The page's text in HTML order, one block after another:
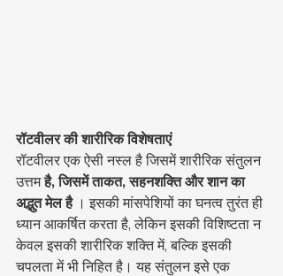
रॉटवीलर की शारीरिक विशेषताएं
रॉटवीलर एक ऐसी नस्ल है जिसमें शारीरिक संतुलन
उत्तम है, जिसमें ताकत, सहनशक्ति और शान का
अद्भुत मेल है । इसकी मांसपेशियों का घनत्व तुरंत ही
ध्यान आकर्षित करता है, लेकिन इसकी विशिष्टता न
केवल इसकी शारीरिक शक्ति में, बल्कि इसकी
चपलता में भी निहित है। यह संतुलन इसे एक